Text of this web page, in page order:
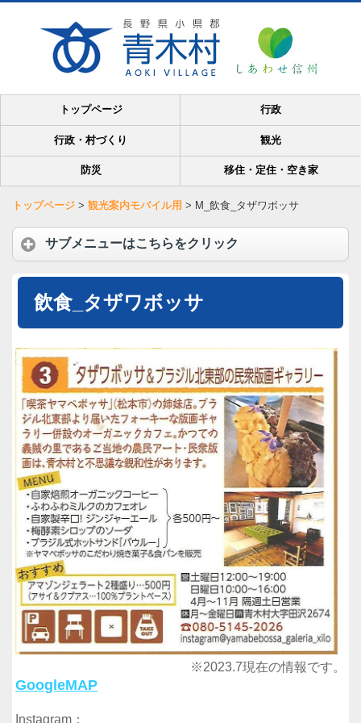
トップページ 行政
行政・村づくり 観光
防災 移住・定住・空き家
トップページ > 観光案内モバイル用 > M_飲食_タザワボッサ
サブメニューはこちらをクリック
飲食_タザワボッサ
※2023.7現在の情報です。
GoogleMAP
Instagram：